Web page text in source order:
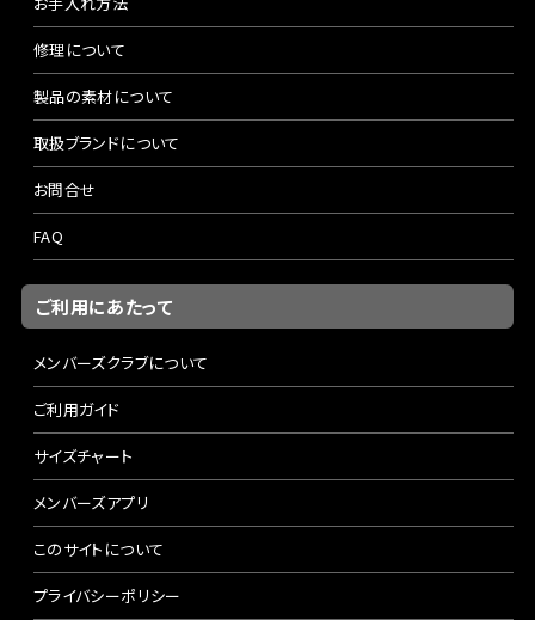
修理について
製品の素材について
取扱ブランドについて
お問合せ
FAQ
ご利用にあたって
メンバーズクラブについて
ご利用ガイド
サイズチャート
メンバーズアプリ
このサイトについて
プライバシーポリシー